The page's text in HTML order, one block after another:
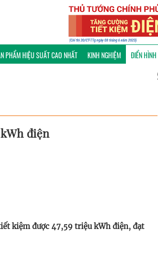
PHẨM HIỆU SUẤT CAO NHẤT KINH NGHIỆM ĐIỂN HÌNH
điện
kiệm được 47,59 triệu kWh điện, đạt